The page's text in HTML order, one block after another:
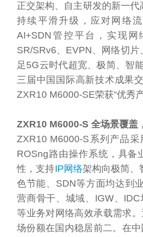
正交架构、自主研发的新一
持续平滑升级，应对网络
AI+SDN管控平台，实现
SR/SRv6、EVPN、网络切
足5G云时代超宽、极简、智
三届中国国际高新技术成果
ZXR10 M6000-SE荣获“优秀产
ZXR10 M6000-S 全场景覆盖
ZXR10 M6000-S系列产品
ROSng路由操作系统，具备
性，支持IP网络架构向极简、
色节能、SDN等方面均达到
营商骨干、城域、IGW、
等业务对网络高效承载需求
场份额在国内稳居前二。在